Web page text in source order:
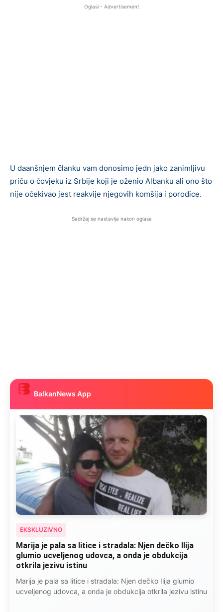
Oglasi - Advertisement
U daanšnjem članku vam donosimo jedn jako zanimljivu
priču o čovjeku iz Srbije koji je oženio Albanku ali ono što
nije očekivao jest reakvije njegovih komšija i porodice.
Sadržaj se nastavlja nakon oglasa
BalkanNews App
EKSKLUZIVNO
Marija je pala sa litice i stradala: Njen dečko Ilija
glumio ucveljenog udovca, a onda je obdukcija
otkrila jezivu istinu
Marija je pala sa litice i stradala: Njen dečko Ilija glumio
ucveljenog udovca, a onda je obdukcija otkrila jezivu istinu